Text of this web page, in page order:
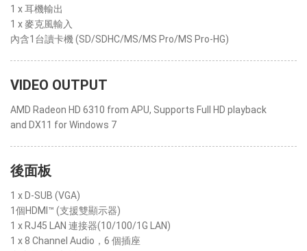
1 x 耳機輸出
1 x 麥克風輸入
內含1台讀卡機 (SD/SDHC/MS/MS Pro/MS Pro-HG)
VIDEO OUTPUT
AMD Radeon HD 6310 from APU, Supports Full HD playback
and DX11 for Windows 7
後面板
1 x D-SUB (VGA)
1個HDMI™ (支援雙顯示器)
1 x RJ45 LAN 連接器(10/100/1G LAN)
1 x 8 Channel Audio，6 個插座